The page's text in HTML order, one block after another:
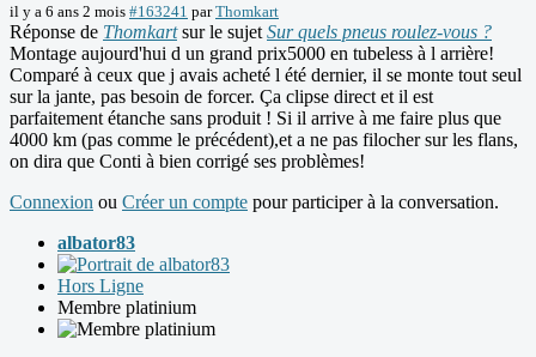
il y a 6 ans 2 mois #163241 parThomkart
Réponse de Thomkartsur le sujet Sur quels pneus roulez-vous ?
Montage aujourd'hui d un grand prix5000 en tubeless à l arrière!
Comparé à ceux que j avais acheté l été dernier, il se monte tout seul
sur la jante, pas besoin de forcer. Ça clipse direct et il est
parfaitement étanche sans produit ! Si il arrive à me faire plus que
4000 km (pas comme le précédent),et a ne pas filocher sur les flans,
on dira que Conti à bien corrigé ses problèmes!
Connexion ou Créer un compte pour participer à la conversation.
albator83
Hors Ligne
Membre platinium